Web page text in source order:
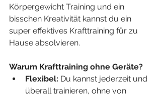
Körpergewicht Training und ein
bisschen Kreativität kannst du ein
super effektives Krafttraining für zu
Hause absolvieren.
Warum Krafttraining ohne Geräte?
Flexibel: Du kannst jederzeit und
überall trainieren, ohne von